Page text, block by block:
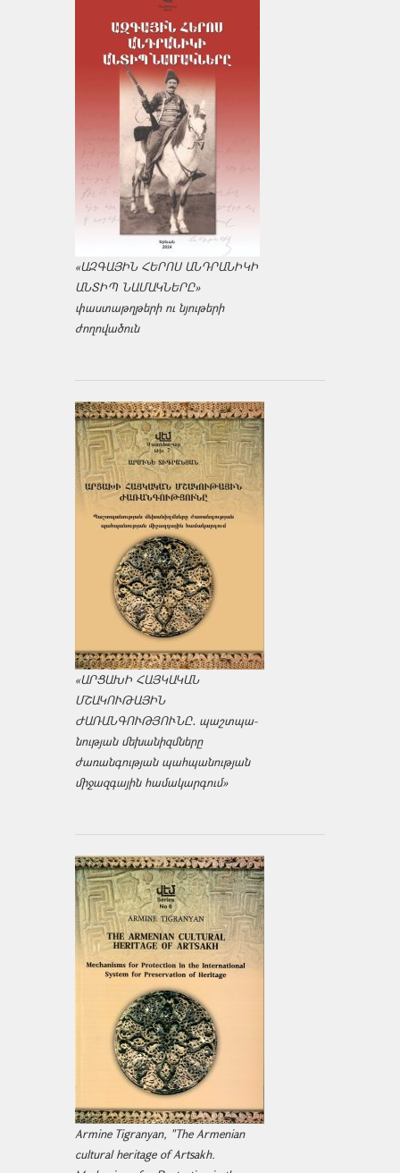
«ԱԶԳԱՅԻՆ ՀԵՐՈՍ ԱՆԴՐԱՆԻԿԻ
ԱՆՏԻՊ ՆԱՄԱԿՆԵՐԸ»
փաստաթղթերի ու նյութերի
ժողովածուն
«ԱՐՑԱԽԻ ՀԱՅԿԱԿԱՆ
ՄՇԱԿՈՒԹԱՅԻՆ
ԺԱՌԱՆԳՈՒԹՅՈՒՆԸ․ պաշտպա­
նության մեխանիզմները
ժառանգության պահպանության
միջազ­գային համակարգում»
Armine Tigranyan, "The Armenian
cultural heritage of Artsakh.